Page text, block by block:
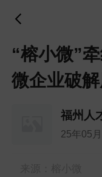
“榕小微”
微企业破
福州人
25年05